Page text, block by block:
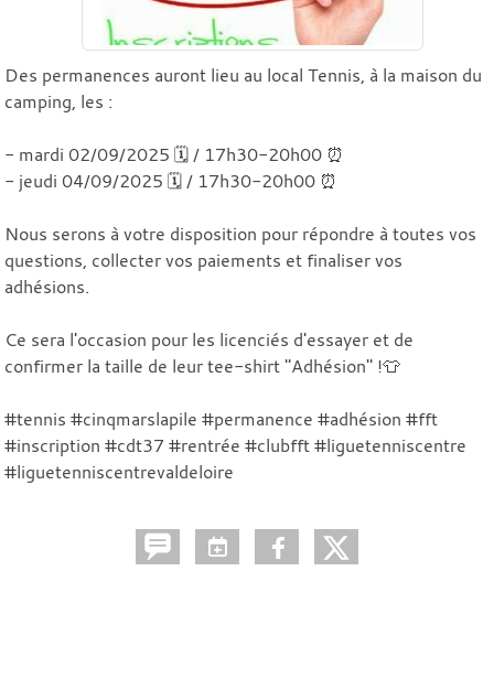
Des permanences auront lieu au local Tennis, à la maison du
camping, les :
- mardi 02/09/2025 🗓️ / 17h30-20h00 ⏰
- jeudi 04/09/2025 🗓️ / 17h30-20h00 ⏰
Nous serons à votre disposition pour répondre à toutes vos
questions, collecter vos paiements et finaliser vos
adhésions.
Ce sera l'occasion pour les licenciés d'essayer et de
confirmer la taille de leur tee-shirt "Adhésion" !👕
#tennis #cinqmarslapile #permanence #adhésion #fft
#inscription #cdt37 #rentrée #clubfft #liguetenniscentre
#liguetenniscentrevaldeloire